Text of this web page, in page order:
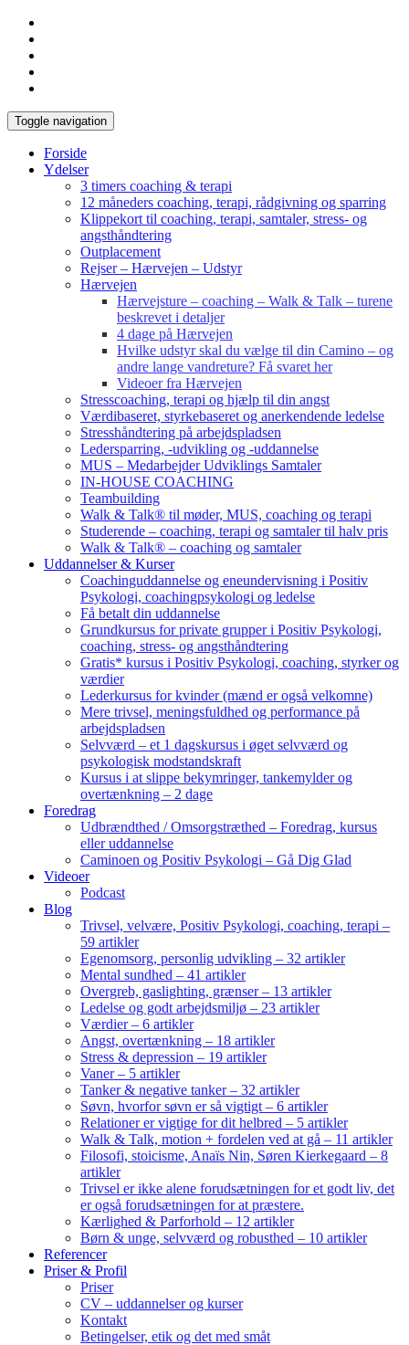
Toggle navigation
Forside
Ydelser
3 timers coaching & terapi
12 måneders coaching, terapi, rådgivning og sparring
Klippekort til coaching, terapi, samtaler, stress- og
angsthåndtering
Outplacement
Rejser – Hærvejen – Udstyr
Hærvejen
Hærvejsture – coaching – Walk & Talk – turene
beskrevet i detaljer
4 dage på Hærvejen
Hvilke udstyr skal du vælge til din Camino – og
andre lange vandreture? Få svaret her
Videoer fra Hærvejen
Stresscoaching, terapi og hjælp til din angst
Værdibaseret, styrkebaseret og anerkendende ledelse
Stresshåndtering på arbejdspladsen
Ledersparring, -udvikling og -uddannelse
MUS – Medarbejder Udviklings Samtaler
IN-HOUSE COACHING
Teambuilding
Walk & Talk® til møder, MUS, coaching og terapi
Studerende – coaching, terapi og samtaler til halv pris
Walk & Talk® – coaching og samtaler
Uddannelser & Kurser
Coachinguddannelse og eneundervisning i Positiv
Psykologi, coachingpsykologi og ledelse
Få betalt din uddannelse
Grundkursus for private grupper i Positiv Psykologi,
coaching, stress- og angsthåndtering
Gratis* kursus i Positiv Psykologi, coaching, styrker og
værdier
Lederkursus for kvinder (mænd er også velkomne)
Mere trivsel, meningsfuldhed og performance på
arbejdspladsen
Selvværd – et 1 dagskursus i øget selvværd og
psykologisk modstandskraft
Kursus i at slippe bekymringer, tankemylder og
overtænkning – 2 dage
Foredrag
Udbrændthed / Omsorgstræthed – Foredrag, kursus
eller uddannelse
Caminoen og Positiv Psykologi – Gå Dig Glad
Videoer
Podcast
Blog
Trivsel, velvære, Positiv Psykologi, coaching, terapi –
59 artikler
Egenomsorg, personlig udvikling – 32 artikler
Mental sundhed – 41 artikler
Overgreb, gaslighting, grænser – 13 artikler
Ledelse og godt arbejdsmiljø – 23 artikler
Værdier – 6 artikler
Angst, overtænkning – 18 artikler
Stress & depression – 19 artikler
Vaner – 5 artikler
Tanker & negative tanker – 32 artikler
Søvn, hvorfor søvn er så vigtigt – 6 artikler
Relationer er vigtige for dit helbred – 5 artikler
Walk & Talk, motion + fordelen ved at gå – 11 artikler
Filosofi, stoicisme, Anaïs Nin, Søren Kierkegaard – 8
artikler
Trivsel er ikke alene forudsætningen for et godt liv, det
er også forudsætningen for at præstere.
Kærlighed & Parforhold – 12 artikler
Børn & unge, selvværd og robusthed – 10 artikler
Referencer
Priser & Profil
Priser
CV – uddannelser og kurser
Kontakt
Betingelser, etik og det med småt